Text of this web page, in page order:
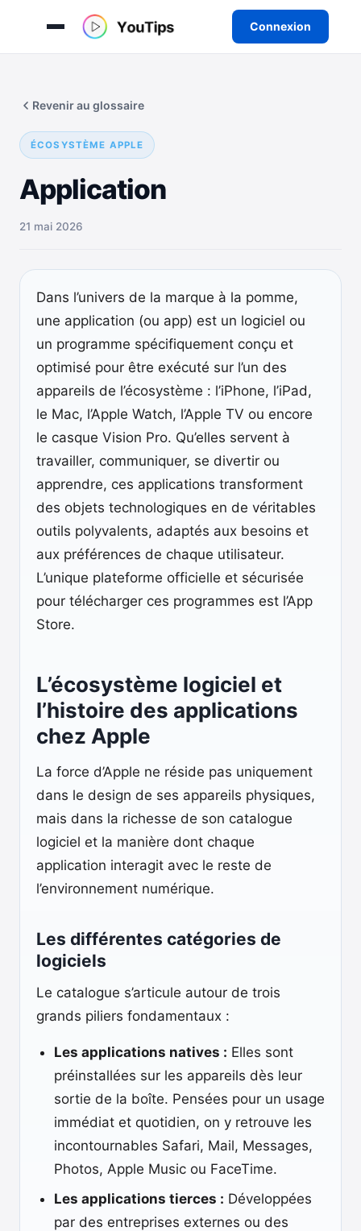
Connexion
contenu
ÉCOSYSTÈME APPLE
Application
Revenir au glossaire
21 mai 2026
Dans l’univers de la marque à la pomme,
une application (ou app) est un logiciel ou
un programme spécifiquement conçu et
optimisé pour être exécuté sur l’un des
appareils de l’écosystème : l’iPhone, l’iPad,
le Mac, l’Apple Watch, l’Apple TV ou encore
le casque Vision Pro. Qu’elles servent à
travailler, communiquer, se divertir ou
apprendre, ces applications transforment
des objets technologiques en de véritables
outils polyvalents, adaptés aux besoins et
aux préférences de chaque utilisateur.
L’unique plateforme officielle et sécurisée
pour télécharger ces programmes est l’App
Store.
L’écosystème logiciel et
l’histoire des applications
chez Apple
La force d’Apple ne réside pas uniquement
dans le design de ses appareils physiques,
mais dans la richesse de son catalogue
logiciel et la manière dont chaque
application interagit avec le reste de
l’environnement numérique.
Les différentes catégories de
logiciels
Le catalogue s’articule autour de trois
grands piliers fondamentaux :
Les applications natives : Elles sont
préinstallées sur les appareils dès leur
sortie de la boîte. Pensées pour un usage
immédiat et quotidien, on y retrouve les
incontournables Safari, Mail, Messages,
Photos, Apple Music ou FaceTime.
Les applications tierces : Développées
par des entreprises externes ou des